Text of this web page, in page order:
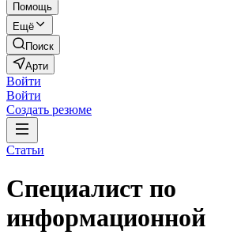
Помощь
Ещё
Поиск
Арти
Войти
Войти
Создать резюме
Статьи
Специалист по
информационной